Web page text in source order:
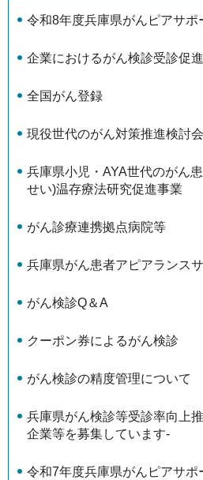
令和8年度兵庫県がんピアサポ
企業におけるがん検診受診促
全国がん登録
現役世代のがん対策推進検討会
兵庫県小児・AYA世代のがん
せい)温存療法研究促進事業
がん診療連携拠点病院等
兵庫県がん患者アピアランス
がん検診Q＆A
クーポン券によるがん検診
がん検診の精度管理について
兵庫県がん検診等受診率向上
企業等を募集しています-
令和7年度兵庫県がんピアサ